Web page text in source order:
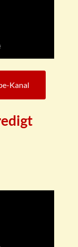
Kanal